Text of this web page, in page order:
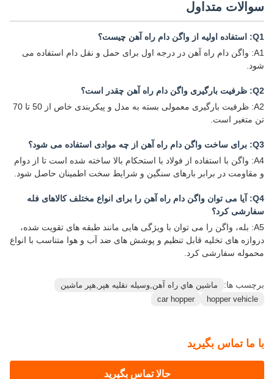
سوالات متداول
Q1: استفاده اولیه از واگن دام راه آهن چیست؟
A1: واگن دام راه آهن در درجه اول برای حمل و نقل دام استفاده می
شود.
Q2: ظرفیت بارگیری واگن دام راه آهن چقدر است؟
A2: ظرفیت بارگیری معمولی بسته به مدل و پیکربندی خاص از 50 تا 70
تن متغیر است.
Q3: برای ساخت واگن دام راه آهن از چه موادی استفاده می شود؟
A4: واگن با استفاده از فولاد با استحکام بالا ساخته شده است تا از دوام
و مقاومت در برابر بارهای سنگین و شرایط سخت اطمینان حاصل شود.
Q4: آیا می توان واگن دام راه آهن را برای انواع مختلف کالاهای فله
سفارشی کرد؟
A5: بله، واگن را می توان با ویژگی هایی مانند طبقه های تقویت شده،
دروازه های تخلیه قابل تنظیم و پوشش های ضد آب و هوا متناسب با انواع
محموله سفارشی کرد.
برچسب ها:
ماشين هاي راه آهن,وسیله نقلیه هپر,هپر ماشین
hopper vehicle
car hopper
با ما تماس بگیرید
حالا تماس بگیرید